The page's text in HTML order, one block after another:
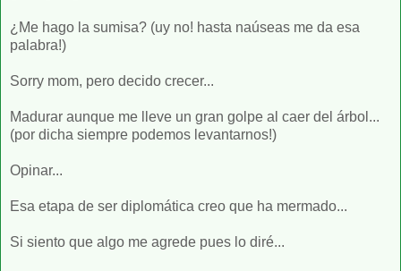
¿Me hago la sumisa? (uy no! hasta naúseas me da esa
palabra!)
Sorry mom, pero decido crecer...
Madurar aunque me lleve un gran golpe al caer del árbol...
(por dicha siempre podemos levantarnos!)
Opinar...
Esa etapa de ser diplomática creo que ha mermado...
Si siento que algo me agrede pues lo diré...